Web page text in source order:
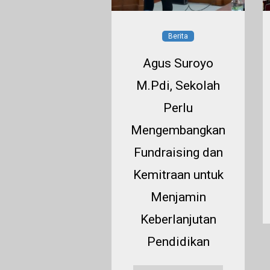
Berita
Agus Suroyo
M.Pdi, Sekolah
Perlu
Mengembangkan
Fundraising dan
Kemitraan untuk
Menjamin
Keberlanjutan
Pendidikan